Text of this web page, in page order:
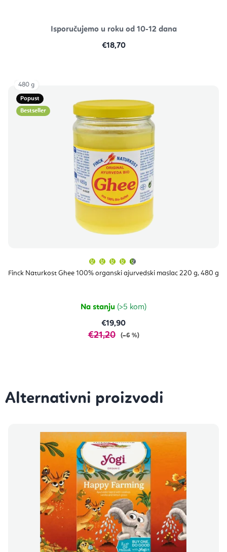
Isporučujemo u roku od 10-12 dana
€18,70
Popust
Bestseller
Finck Naturkost Ghee 100% organski ajurvedski maslac 220 g, 480 g
proizvoda
je
zvjezdica.
Na stanju (>5 kom)
€19,90
€21,20 (–6 %)
480 g